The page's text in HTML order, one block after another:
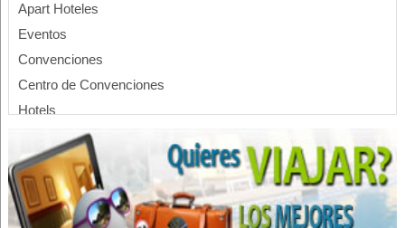
Apart Hoteles
Eventos
Convenciones
Centro de Convenciones
Hotels
Alojamientos
Hoteles Boutique
Hotelería
Asistentes